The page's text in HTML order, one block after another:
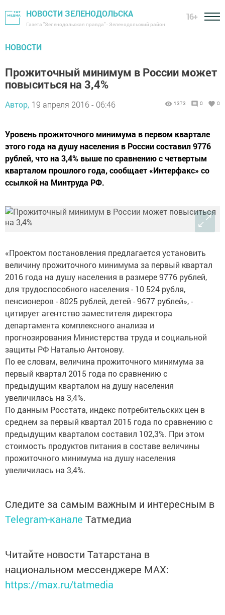
НОВОСТИ ЗЕЛЕНОДОЛЬСКА
Газета "Зеленодольская правда" - Зеленодольский район
16+
НОВОСТИ
Прожиточный минимум в России может
повыситься на 3,4%
Автор, 19 апреля 2016 - 06:46 1373 0 0
Уровень прожиточного минимума в первом квартале
этого года на душу населения в России cоставил 9776
рублей, что на 3,4% выше по сравнению с четвертым
кварталом прошлого года, сообщает «Интерфакс» со
ссылкой на Минтруда РФ.
«Проектом постановления предлагается установить
величину прожиточного минимума за первый квартал
2016 года на душу населения в размере 9776 рублей,
для трудоспособного населения - 10 524 рубля,
пенсионеров - 8025 рублей, детей - 9677 рублей», -
цитирует агентство заместителя директора
департамента комплексного анализа и
прогнозирования Министерства труда и социальной
защиты РФ Наталью Антонову.
По ее словам, величина прожиточного минимума за
первый квартал 2015 года по сравнению с
предыдущим кварталом на душу населения
увеличилась на 3,4%.
По данным Росстата, индекс потребительских цен в
среднем за первый квартал 2015 года по сравнению с
предыдущим кварталом составил 102,3%. При этом
стоимость продуктов питания в составе величины
прожиточного минимума на душу населения
увеличилась на 3,4%.
Следите за самым важным и интересным в
Telegram-канале Татмедиа
Читайте новости Татарстана в
национальном мессенджере MАХ:
https://max.ru/tatmedia